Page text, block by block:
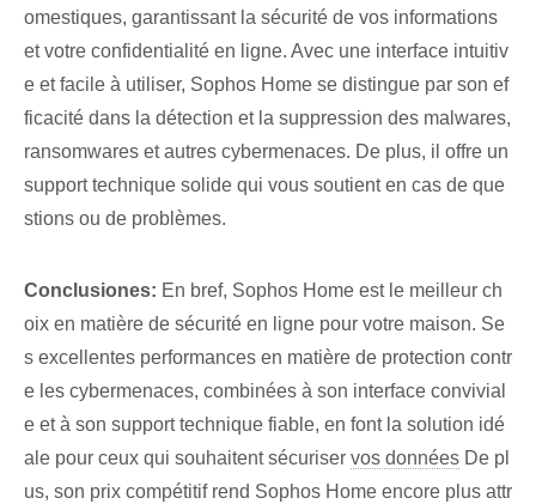
omestiques, garantissant la sécurité de vos informations
et votre confidentialité en ligne. Avec une interface intuitiv
e et facile à utiliser, Sophos Home se distingue par son ef
ficacité dans la détection et la suppression des malwares,
ransomwares et autres cybermenaces. De plus, il offre un
support technique solide qui vous soutient en cas de que
stions ou de problèmes.
Conclusiones: En bref, Sophos Home est le meilleur ch
oix en matière de sécurité en ligne pour votre maison. Se
s excellentes performances en matière de protection contr
e les cybermenaces, combinées à son interface convivial
e et à son support technique fiable, en font la solution idé
ale pour ceux qui souhaitent sécuriser vos données De pl
us, son prix compétitif rend Sophos Home encore plus attr